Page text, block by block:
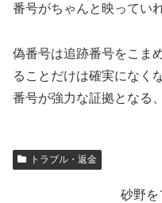
番号がちゃんと映ってい
偽番号は追跡番号をこま
ることだけは確実になく
番号が強力な証拠となる
トラブル・返金
砂野を